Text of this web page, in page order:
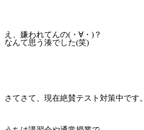
え、嫌われてんの(・∀・)？
なんて思う湊でした(笑)
さてさて、現在絶賛テスト対策中です。